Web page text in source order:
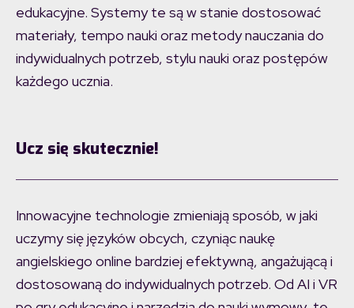
edukacyjne. Systemy te są w stanie dostosować
materiały, tempo nauki oraz metody nauczania do
indywidualnych potrzeb, stylu nauki oraz postępów
każdego ucznia.
Ucz się skutecznie!
Innowacyjne technologie zmieniają sposób, w jaki
uczymy się języków obcych, czyniąc naukę
angielskiego online bardziej efektywną, angażującą i
dostosowaną do indywidualnych potrzeb. Od AI i VR